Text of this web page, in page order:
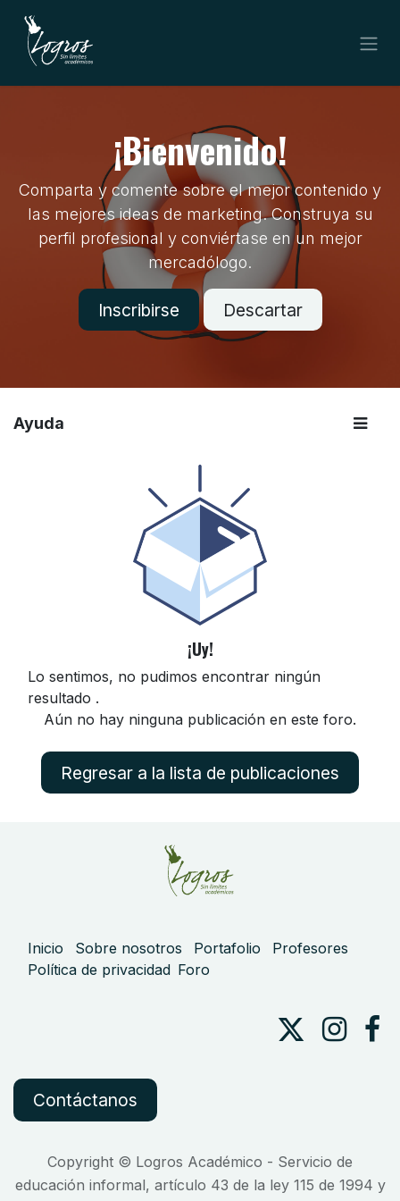
Ir al contenido
¡Bienvenido!
Comparta y comente sobre el mejor contenido y
las mejores ideas de marketing. Construya su
perfil profesional y conviértase en un mejor
mercadólogo.
Inscribirse Descartar
Ayuda
¡Uy!
Lo sentimos, no pudimos encontrar ningún
resultado .
Aún no hay ninguna publicación en este foro.
Regresar a la lista de publicaciones
Inicio Sobre nosotros Portafolio
Profesores
Política de privacidad Foro
Contáctanos
Copyright © Logros Académico - Servicio de
educación informal, artículo 43 de la ley 115 de 1994 y